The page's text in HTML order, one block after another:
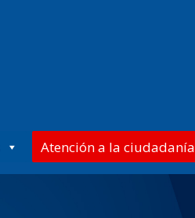
Atención a la ciudadanía